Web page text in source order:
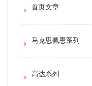
首页文章
马克思佩恩系列
高达系列